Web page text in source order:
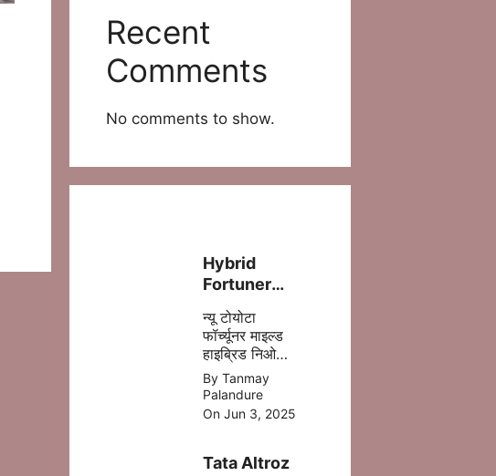
Recent
Comments
No comments to show.
Hybrid
Fortuner
लॉन्च – ज़्यादा
पावर, कम फ्यूल
खर्च!
न्यू टोयोटा
फॉर्च्यूनर माइल्ड
हाइब्रिड निओ
ड्राइव में 5 %
डीजल की बचत
होने वाली है
,जिसमे ज्यादा
मिल जाता है |
By Tanmay
Palandure
On Jun 3, 2025
Tata Altroz